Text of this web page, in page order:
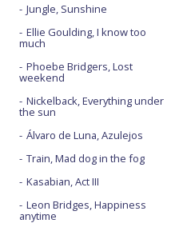
Jungle, Sunshine
Ellie Goulding, I know too
much
Phoebe Bridgers, Lost
weekend
Nickelback, Everything under
the sun
Álvaro de Luna, Azulejos
Train, Mad dog in the fog
Kasabian, Act III
Leon Bridges, Happiness
anytime